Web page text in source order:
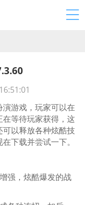
游戏，玩家可以在
等待玩家获得，这
以释放各种炫酷技
下载并尝试一下。
强，炫酷爆发的战